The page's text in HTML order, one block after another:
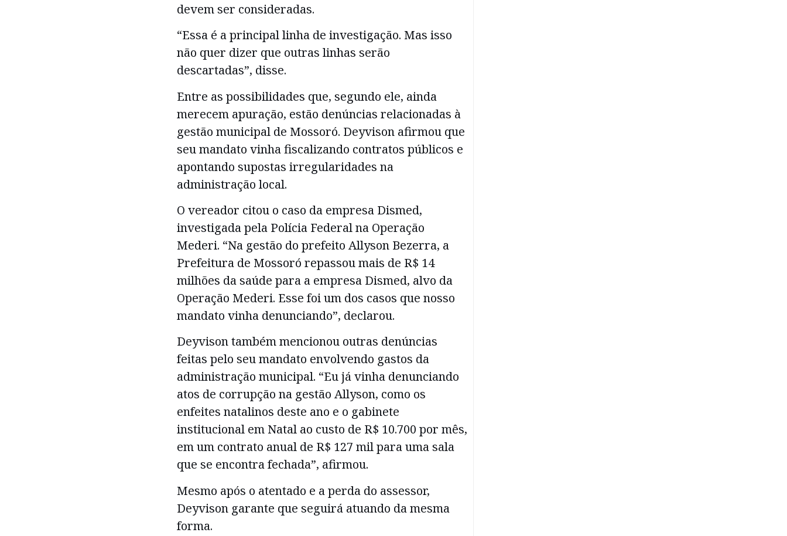
devem ser consideradas.
“Essa é a principal linha de investigação. Mas isso
não quer dizer que outras linhas serão
descartadas”, disse.
Entre as possibilidades que, segundo ele, ainda
merecem apuração, estão denúncias relacionadas à
gestão municipal de Mossoró. Deyvison afirmou que
seu mandato vinha fiscalizando contratos públicos e
apontando supostas irregularidades na
administração local.
O vereador citou o caso da empresa Dismed,
investigada pela Polícia Federal na Operação
Mederi. “Na gestão do prefeito Allyson Bezerra, a
Prefeitura de Mossoró repassou mais de R$ 14
milhões da saúde para a empresa Dismed, alvo da
Operação Mederi. Esse foi um dos casos que nosso
mandato vinha denunciando”, declarou.
Deyvison também mencionou outras denúncias
feitas pelo seu mandato envolvendo gastos da
administração municipal. “Eu já vinha denunciando
atos de corrupção na gestão Allyson, como os
enfeites natalinos deste ano e o gabinete
institucional em Natal ao custo de R$ 10.700 por mês,
em um contrato anual de R$ 127 mil para uma sala
que se encontra fechada”, afirmou.
Mesmo após o atentado e a perda do assessor,
Deyvison garante que seguirá atuando da mesma
forma.